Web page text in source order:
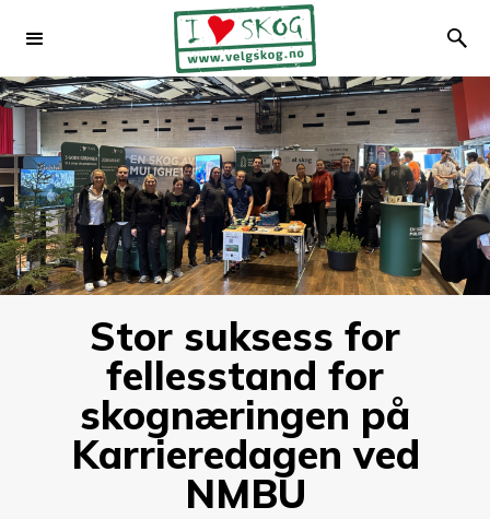
Stor suksess for
fellesstand for
skognæringen på
Karrieredagen ved
NMBU